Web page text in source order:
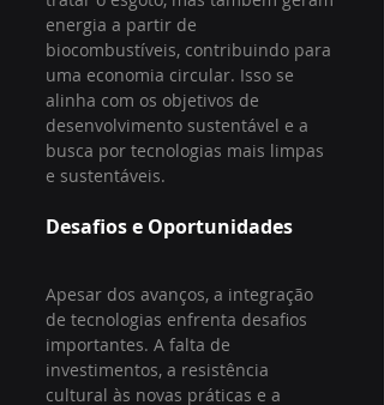
energia a partir de
biocombustíveis, contribuindo para
uma economia circular. Isso se
alinha com os objetivos de
desenvolvimento sustentável e a
busca por tecnologias mais limpas
e sustentáveis.
Desafios e Oportunidades
Apesar dos avanços, a integração
de tecnologias enfrenta desafios
importantes. A falta de
investimentos, a resistência
cultural às novas práticas e a